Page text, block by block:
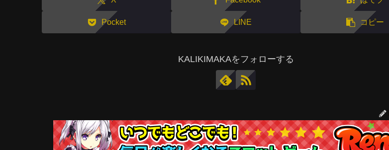
Pocket LINE コピー
KALIKIMAKAをフォローする